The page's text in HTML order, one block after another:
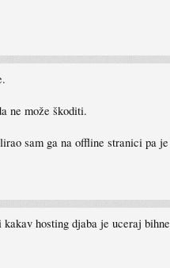
ne može škoditi.
sam ga na offline stranici pa
hosting djaba je uceraj